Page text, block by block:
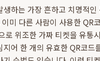
생하는 가장 흔하고 치명적인
미 다른 사람이 사용한 QR
로 위조한 가짜 티켓을 유통
어 한 개의 유효한 QR코드